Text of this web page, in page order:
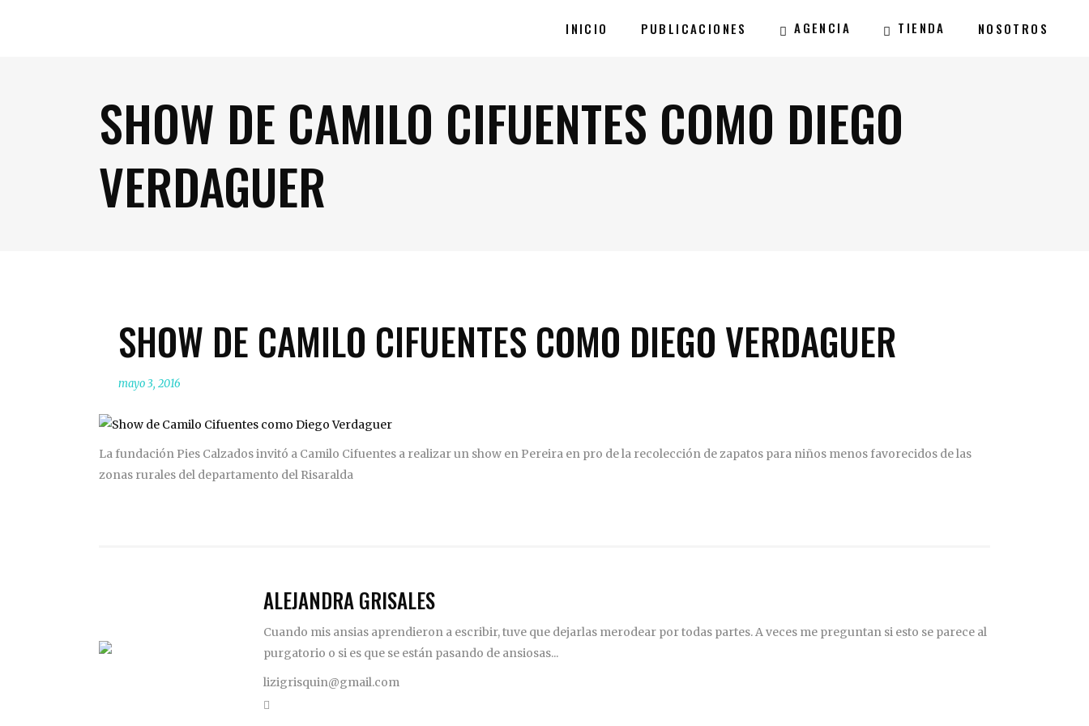
INICIO PUBLICACIONES AGENCIA TIENDA NOSOTROS
SHOW DE CAMILO CIFUENTES COMO DIEGO
VERDAGUER
SHOW DE CAMILO CIFUENTES COMO DIEGO VERDAGUER
mayo 3, 2016
La fundación Pies Calzados invitó a Camilo Cifuentes a realizar un show en Pereira en pro de la recolección de zapatos para niños menos favorecidos de las
zonas rurales del departamento del Risaralda
ALEJANDRA GRISALES
Cuando mis ansias aprendieron a escribir, tuve que dejarlas merodear por todas partes. A veces me preguntan si esto se parece al
purgatorio o si es que se están pasando de ansiosas...
lizigrisquin@gmail.com